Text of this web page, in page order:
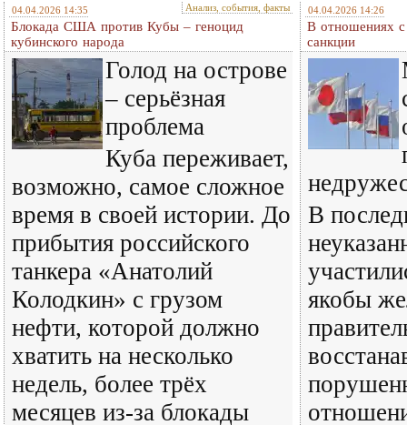
04.04.2026 14:35 Анализ, события, факты
Блокада США против Кубы – геноцид
кубинского народа
Голод на острове
– серьёзная
проблема
Куба переживает,
возможно, самое сложное
время в своей истории. До
прибытия российского
танкера «Анатолий
Колодкин» с грузом
нефти, которой должно
хватить на несколько
недель, более трёх
месяцев из-за блокады
04.04.2026 14:26
В отношениях с
санкции
В
якобы